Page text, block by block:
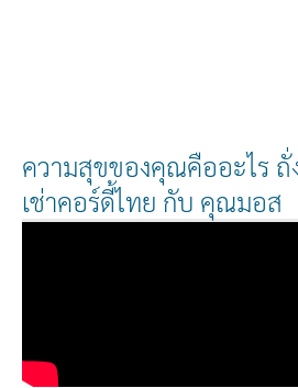
ความสุขของคุณคืออะไร ถั่
เช่าคอร์ดี้ไทย กับ คุณมอส